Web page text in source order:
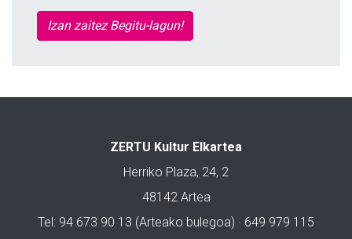
Izan zaitez Begitu-lagun!
ZERTU Kultur Elkartea
Herriko Plaza, 24, 2
48142 Artea
Tel: 94 673 90 13 (Arteako bulegoa) · 649 979 115